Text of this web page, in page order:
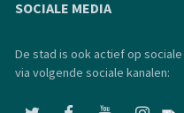
SOCIALE MEDIA
De stad is ook actief op
via volgende sociale kanalen: